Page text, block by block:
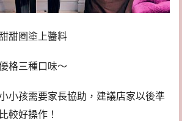
甜圈塗上醬料
格三種口味～
小孩需要家長協助，建議店家以後準
較好操作！